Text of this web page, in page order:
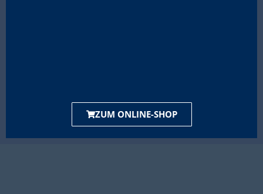
ZUM ONLINE-SHOP